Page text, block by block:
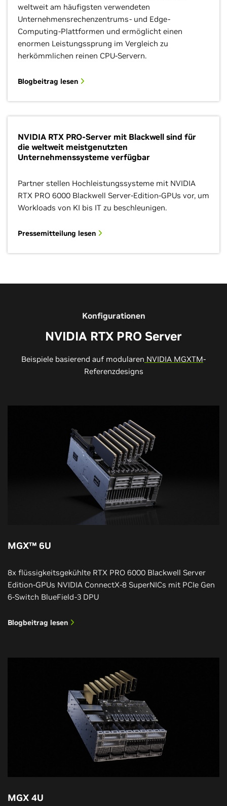
weltweit am häufigsten verwendeten
Unternehmensrechenzentrums- und Edge-
Computing-Plattformen und ermöglicht einen
enormen Leistungssprung im Vergleich zu
herkömmlichen reinen CPU-Servern.
Blogbeitrag lesen
NVIDIA RTX PRO-Server mit Blackwell sind für
die weltweit meistgenutzten
Unternehmenssysteme verfügbar
Partner stellen Hochleistungssysteme mit NVIDIA
RTX PRO 6000 Blackwell Server-Edition-GPUs vor, um
Workloads von KI bis IT zu beschleunigen.
Pressemitteilung lesen
Konfigurationen
NVIDIA RTX PRO Server
Beispiele basierend auf modularen NVIDIA MGXTM-
Referenzdesigns
MGX™ 6U
8x flüssigkeitsgekühlte RTX PRO 6000 Blackwell Server
Edition-GPUs NVIDIA ConnectX-8 SuperNICs mit PCIe Gen
6-Switch BlueField-3 DPU
Blogbeitrag lesen
MGX 4U